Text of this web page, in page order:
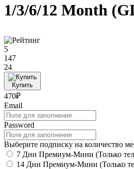
1/3/6/12 Month
5
147
24
Купить
470₽
Email
Password
Выберите подписку на количество
7 Дни Премиум-Мини (Только
14 Дни Премиум-Мини (Только